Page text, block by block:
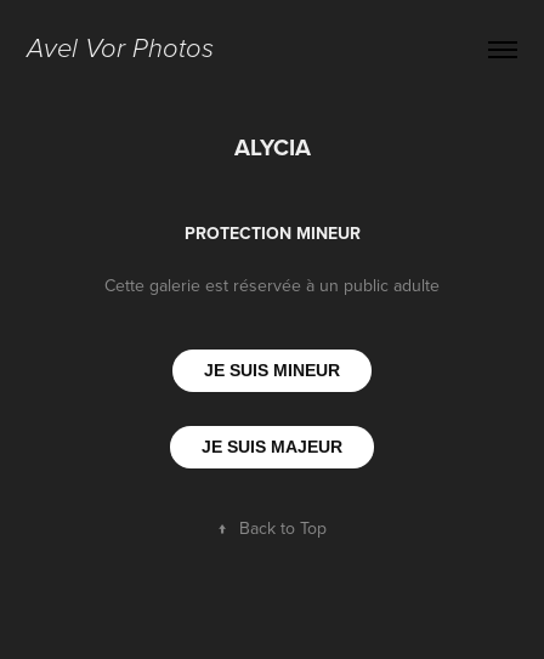
Avel Vor Photos
ALYCIA
PROTECTION MINEUR
Cette galerie est réservée à un public adulte
JE SUIS MINEUR
JE SUIS MAJEUR
↑ Back to Top